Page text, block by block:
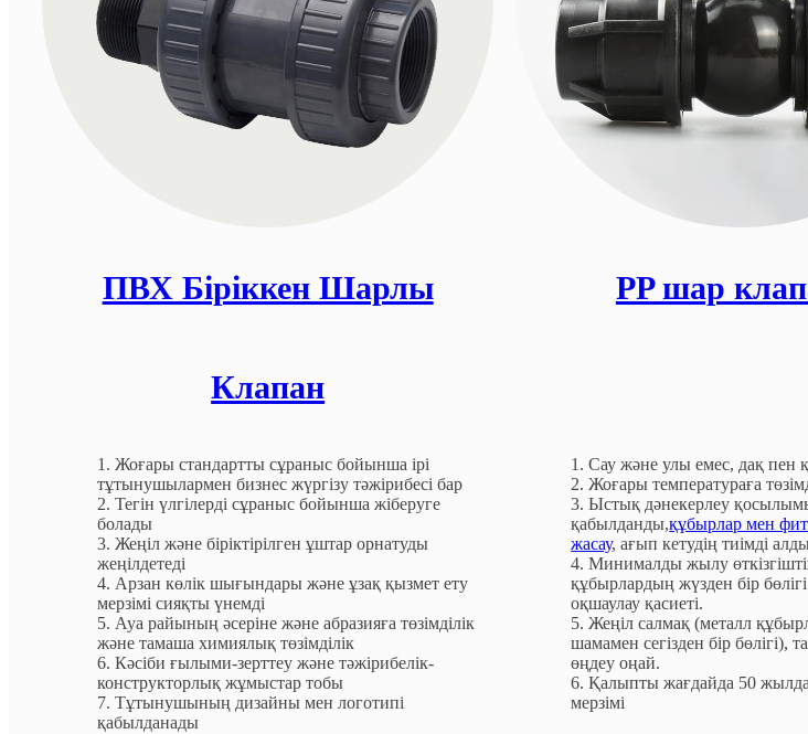
ПВХ Біріккен Шарлы
Клапан
PP шар
1. Жоғары стандартты сұраныс бойынша ірі
тұтынушылармен бизнес жүргізу тәжірибесі бар
2. Тегін үлгілерді сұраныс бойынша жіберуге
болады
3. Жеңіл және біріктірілген ұштар орнатуды
жеңілдетеді
4. Арзан көлік шығындары және ұзақ қызмет ету
мерзімі сияқты үнемді
5. Ауа райының әсеріне және абразияға төзімділік
және тамаша химиялық төзімділік
6. Кәсіби ғылыми-зерттеу және тәжірибелік-
конструкторлық жұмыстар тобы
7. Тұтынушының дизайны мен логотипі
қабылданады
1. Сау және улы емес, дақ пен
2. Жоғары температураға
3. Ыстық дәнекерлеу
қабылданды,құбырлар мен
жасау, ағып кетудің тиімді
4. Минималды жылу
құбырлардың жүзден бір
оқшаулау қасиеті.
5. Жеңіл салмақ (металл
шамамен сегізден бір бөлігі),
өңдеу оңай.
6. Қалыпты жағдайда 50
мерзімі